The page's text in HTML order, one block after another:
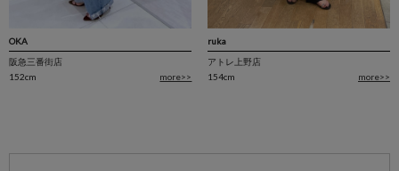
OKA
阪急三番街店
152cm
more>>
ruka
アトレ上野店
154cm
more>>